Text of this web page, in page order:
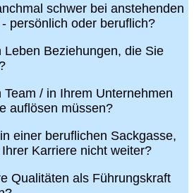
schwer bei anstehenden
persönlich oder beruflich?
Leben Beziehungen, die Sie
Team / in Ihrem Unternehmen
auflösen müssen?
einer beruflichen Sackgasse,
Karriere nicht weiter?
Qualitäten als Führungskraft